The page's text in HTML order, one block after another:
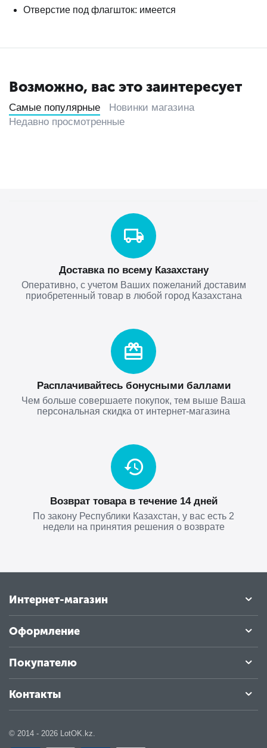
Отверстие под флагшток: имеется
Возможно, вас это заинтересует
Самые популярные
Новинки магазина
Недавно просмотренные
Доставка по всему Казахстану
Оперативно, с учетом Ваших пожеланий доставим
приобретенный товар в любой город Казахстана
Расплачивайтесь бонусными баллами
Чем больше совершаете покупок, тем выше Ваша
персональная скидка от интернет-магазина
Возврат товара в течение 14 дней
По закону Республики Казахстан, у вас есть 2
недели на принятия решения о возврате
Интернет-магазин
Оформление
Покупателю
Контакты
© 2014 - 2026 LotOK.kz.